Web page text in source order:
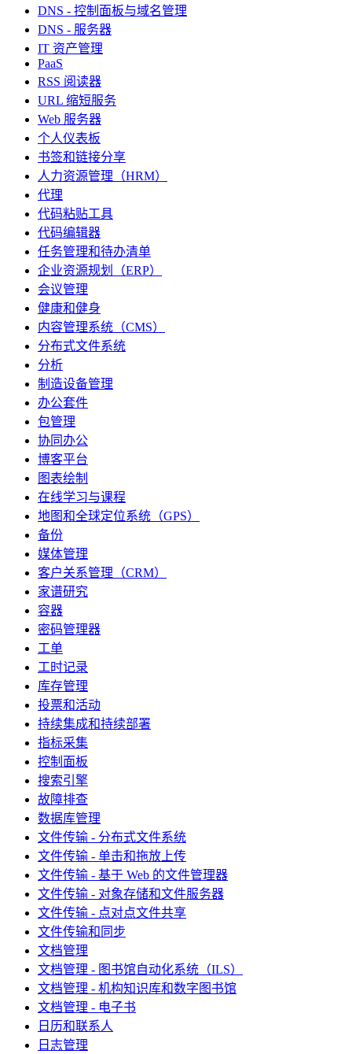
DNS - 控制面板与域名管理
DNS - 服务器
IT 资产管理
PaaS
RSS 阅读器
URL 缩短服务
Web 服务器
个人仪表板
书签和链接分享
人力资源管理（HRM）
代理
代码粘贴工具
代码编辑器
任务管理和待办清单
企业资源规划（ERP）
会议管理
健康和健身
内容管理系统（CMS）
分布式文件系统
分析
制造设备管理
办公套件
包管理
协同办公
博客平台
图表绘制
在线学习与课程
地图和全球定位系统（GPS）
备份
媒体管理
客户关系管理（CRM）
家谱研究
容器
密码管理器
工单
工时记录
库存管理
投票和活动
持续集成和持续部署
指标采集
控制面板
搜索引擎
故障排查
数据库管理
文件传输 - 分布式文件系统
文件传输 - 单击和拖放上传
文件传输 - 基于 Web 的文件管理器
文件传输 - 对象存储和文件服务器
文件传输 - 点对点文件共享
文件传输和同步
文档管理
文档管理 - 图书馆自动化系统（ILS）
文档管理 - 机构知识库和数字图书馆
文档管理 - 电子书
日历和联系人
日志管理